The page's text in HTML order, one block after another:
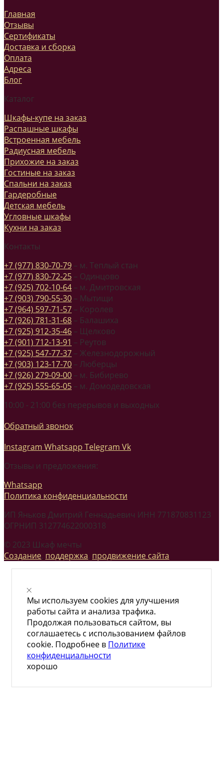
Главная
Отзывы
Сертификаты
Доставка и сборка
Оплата
Адреса
Блог
Каталог
Шкафы-купе на заказ
Распашные шкафы
Встроенная мебель
Радиусная мебель
Прихожие на заказ
Гостиные на заказ
Спальни на заказ
Гардеробные
Детская мебель
Угловные шкафы
Кухни на заказ
Контакты
+7 (977) 830-70-79 – м. Теплый стан
+7 (977) 830-72-25 – Одинцово
+7 (925) 702-10-64 – м. Дмитровская
+7 (903) 790-55-30 – Мытищи
+7 (964) 597-71-57 – Королев
+7 (926) 781-31-68 – Балашиха
+7 (925) 912-35-46 – Щелково
+7 (901) 712-13-91 – Реутов
+7 (925) 547-77-37 – Железнодорожный
+7 (903) 123-17-70 – Люберцы
+7 (926) 279-09-00 – м. Бибирево
+7 (925) 555-65-05 – м. Домодедовская
10:00 - 21:00 без перерывов и выходных
Обратный звонок
Instagram Whatsapp Telegram Vk
Отзывы и предложения:
Whatsapp
Политика конфиденциальности
ИП Яньков Дмитрий Геннадьевич ИНН 771870831123
ОГРНИП 312774622000318
© 2023 Шкаф мечты
Создание, поддержка, продвижение сайта
Мы используем cookies для улучшения
работы сайта и анализа трафика.
Продолжая пользоваться сайтом, вы
соглашаетесь с использованием файлов
cookie. Подробнее в Политике
конфиденциальности
хорошо